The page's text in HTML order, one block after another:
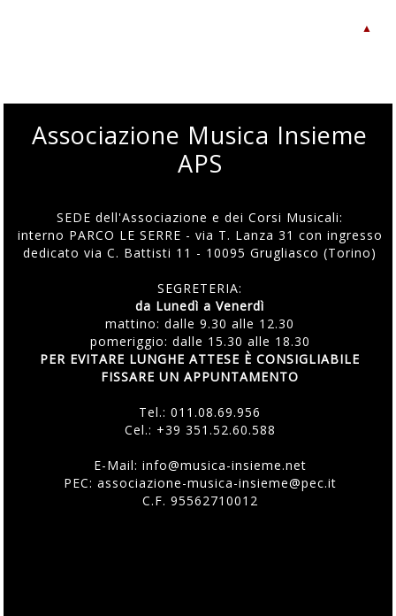
▲
Associazione Musica Insieme
APS
SEDE dell'Associazione e dei Corsi Musicali:
interno PARCO LE SERRE - via T. Lanza 31 con ingresso
dedicato via C. Battisti 11 - 10095 Grugliasco (Torino)
SEGRETERIA:
da Lunedì a Venerdì
mattino: dalle 9.30 alle 12.30
pomeriggio: dalle 15.30 alle 18.30
PER EVITARE LUNGHE ATTESE È CONSIGLIABILE
FISSARE UN APPUNTAMENTO
Tel.:011.08.69.956
Cel.: +39 351.52.60.588
E-Mail: info@musica-insieme.net
PEC: associazione-musica-insieme@pec.it
C.F. 95562710012